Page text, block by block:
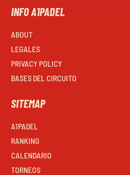
INFO A1PADEL
ABOUT
LEGALES
PRIVACY POLICY
BASES DEL CIRCUITO
SITEMAP
A1PADEL
RANKING
CALENDARIO
TORNEOS